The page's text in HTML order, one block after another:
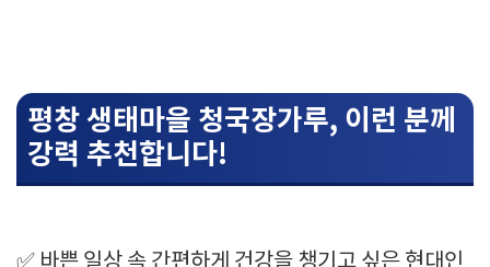
평창 생태마을 청국장가루, 이런 분께
강력 추천합니다!